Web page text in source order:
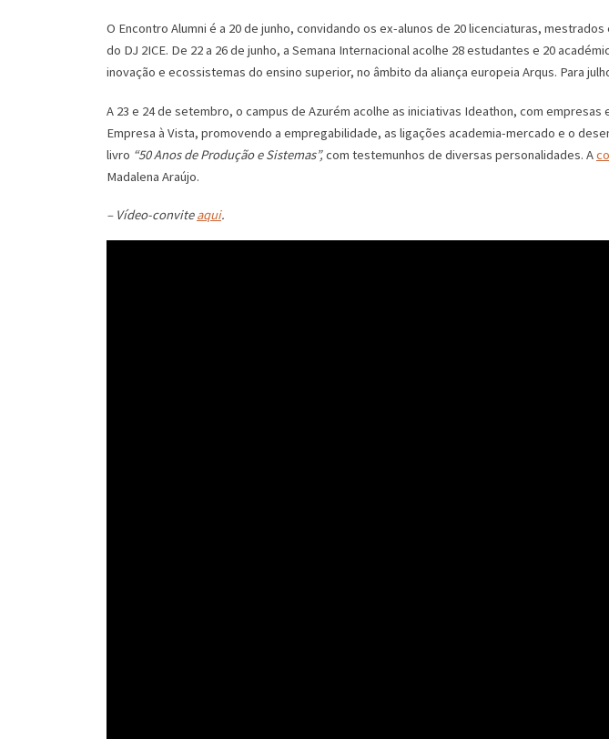
O Encontro Alumni é a 20 de junho, convidando os ex-alunos de 20 licenciaturas,
do DJ 2ICE. De 22 a 26 de junho, a Semana Internacional acolhe 28 estudantes e 20
inovação e ecossistemas do ensino superior, no âmbito da aliança europeia Arqus. Para
A 23 e 24 de setembro, o campus de Azurém acolhe as iniciativas Ideathon, com
Empresa à Vista, promovendo a empregabilidade, as ligações academia-mercado e o
livro “50 Anos de Produção e Sistemas”,com testemunhos de diversas personalidades. A
Madalena Araújo.
– Vídeo-conviteaqui.